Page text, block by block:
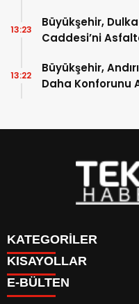
Büyükşehir,
Caddesi’ni
13:23
Büyükşehir,
Daha Konforunu
13:22
KATEGORİLER
DÜNYA
EĞİTİM
KISAYOLLAR
BURÇLAR
E-BÜLTEN